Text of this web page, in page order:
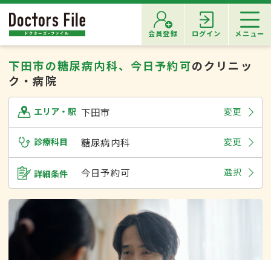
会員登録 ログイン メニュー
下田市の糖尿病内科、今日予約可のクリニッ
ク・病院
エリア・駅 下田市 変更
診療科目 糖尿病内科 変更
詳細条件 今日予約可 選択